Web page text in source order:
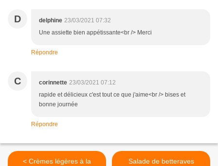
D delphine 23/03/2021 07:32
Une assiette bien appétissante<br /> Merci
Répondre
C corinnette 23/03/2021 07:12
rapide et délicieux c'est tout ce que j'aime<br /> bises et
bonne journée
Répondre
< Crèmes légères à la
Salade de betteraves